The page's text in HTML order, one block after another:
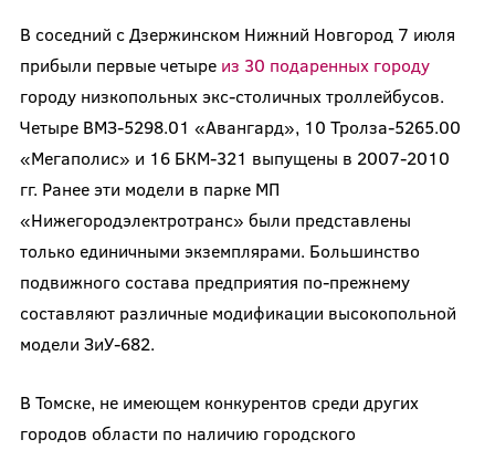
В соседний с Дзержинском Нижний Новгород 7 июля
прибыли первые четыре из 30 подаренных городу
городу низкопольных экс-столичных троллейбусов.
Четыре ВМЗ-5298.01 «Авангард», 10 Тролза-5265.00
«Мегаполис» и 16 БКМ-321 выпущены в 2007-2010
гг. Ранее эти модели в парке МП
«Нижегородэлектротранс» были представлены
только единичными экземплярами. Большинство
подвижного состава предприятия по-прежнему
составляют различные модификации высокопольной
модели ЗиУ-682.
В Томске, не имеющем конкурентов среди других
городов области по наличию городского